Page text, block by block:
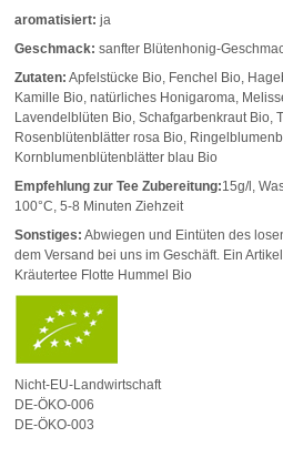
aromatisiert: ja
Geschmack: sanfter Blütenhonig-
Zutaten: Apfelstücke Bio, Fenchel Bio,
Kamille Bio, natürliches Honigaroma,
Lavendelblüten Bio, Schafgarbenkraut Bio,
Rosenblütenblätter rosa Bio,
Kornblumenblütenblätter blau Bio
Empfehlung zur Tee Zubereitung:15g/l,
100°C, 5-8 Minuten Ziehzeit
Sonstiges: Abwiegen und Eintüten des
dem Versand bei uns im Geschäft. Ein
Kräutertee Flotte Hummel Bio
Nicht-EU-Landwirtschaft
DE-ÖKO-006
DE-ÖKO-003